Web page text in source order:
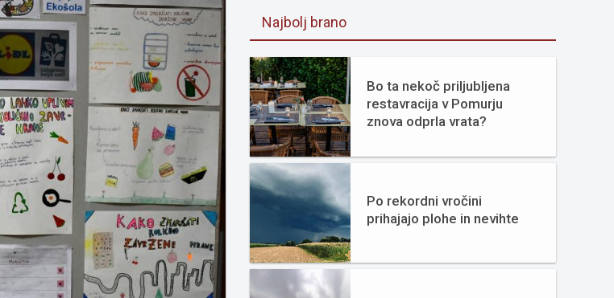
Najbolj brano
Bo ta nekoč priljubljena
restavracija v Pomurju
znova odprla vrata?
Po rekordni vročini
prihajajo plohe in nevihte